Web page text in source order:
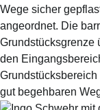
Wege sicher
angeordnet. Die
Grundstücksgrenze
den
gut begehbaren